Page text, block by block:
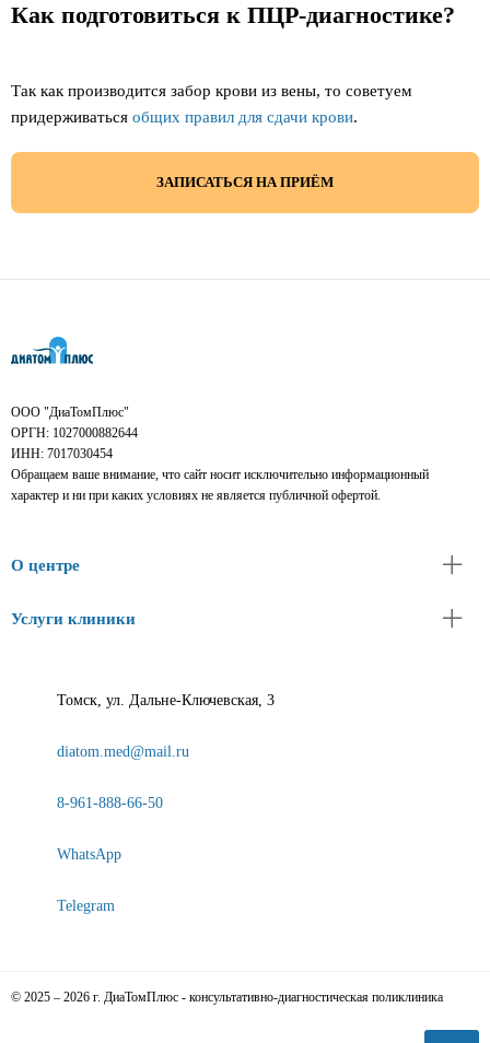
ЗАПИСАТЬСЯ НА ПРИЁМ
Как подготовиться к ПЦР-диагностике?
Так как производится забор крови из вены, то советуем
придерживаться общих правил для сдачи крови.
ООО "ДиаТомПлюс"
ОРГН: 1027000882644
ИНН: 7017030454
Обращаем ваше внимание, что сайт носит исключительно информационный
характер и ни при каких условиях не является публичной офертой.
О центре
Услуги клиники
Томск, ул. Дальне-Ключевская, 3
diatom.med@mail.ru
8-961-888-66-50
WhatsApp
Telegram
© 2025 – 2026 г. ДиаТомПлюс - консультативно-диагностическая поликлиника